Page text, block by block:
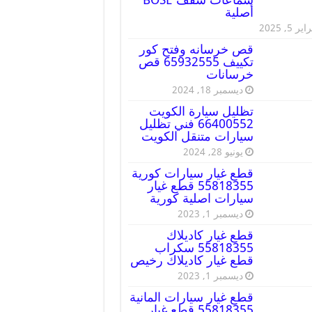
أصلية
5, 2025
قص خرسانه وفتح كور
تكييف 65932555 قص
خرسانات
ديسمبر 18, 2024
تظليل سيارة الكويت
66400552 فني تظليل
سيارات متنقل الكويت
يونيو 28, 2024
قطع غيار سيارات كورية
55818355 قطع غيار
سيارات اصلية كورية
ديسمبر 1, 2023
قطع غيار كاديلاك
55818355 سكراب
قطع غيار كاديلاك رخيص
ديسمبر 1, 2023
قطع غيار سيارات المانية